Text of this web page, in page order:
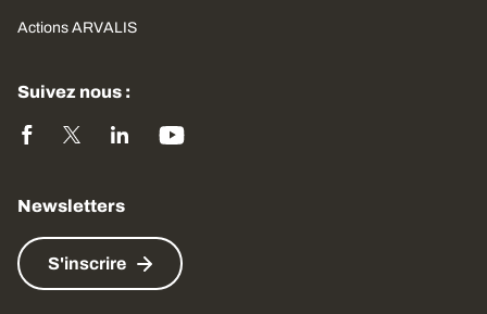
Actions ARVALIS
Suivez nous :
Newsletters
S'inscrire